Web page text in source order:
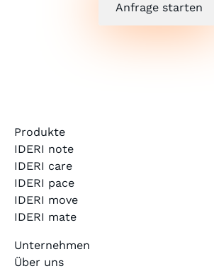
Anfrage starten
Produkte
IDERI note
IDERI care
IDERI pace
IDERI move
IDERI mate
Unternehmen
Über uns